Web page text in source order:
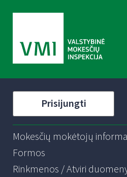
Prisijungti
Mokesčių mokėtojų
Formos
Rinkmenos / Atviri